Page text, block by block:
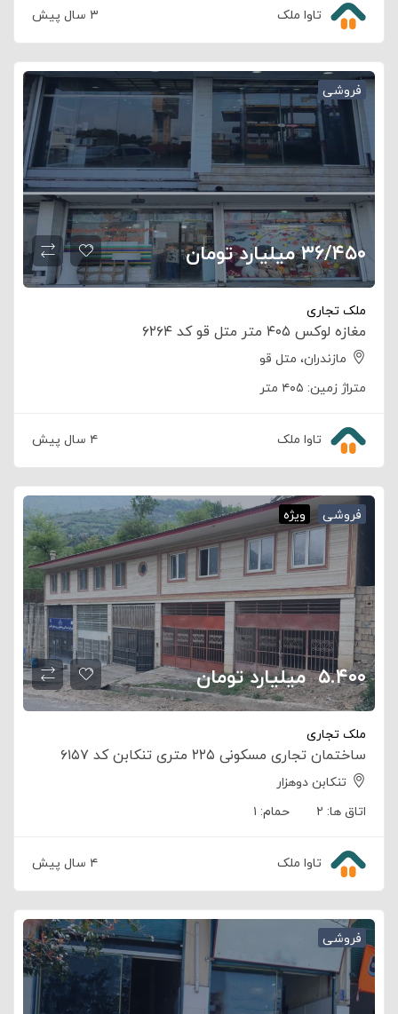
تاوا ملک ۳ سال پیش
فروشی
۳۶/۴۵۰ میلیارد تومان
ملک تجاری
مغازه لوکس ۴۰۵ متر متل قو کد ۶۲۶۴
مازندران، متل قو
متراژ زمین: ۴۰۵ متر
تاوا ملک ۴ سال پیش
فروشی ویژه
۵.۴۰۰‌ ‍ ‌‌‌‌میلیارد تومان
ملک تجاری
ساختمان تجاری مسکونی ۲۲۵ متری تنکابن کد ۶۱۵۷
تنکابن دوهزار
اتاق ها: ۲ حمام: ۱
تاوا ملک ۴ سال پیش
فروشی